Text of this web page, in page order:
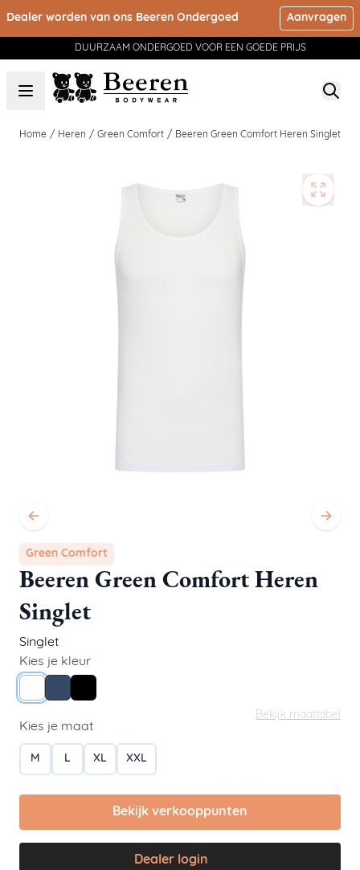
Dealer worden van ons Beeren Ondergoed Aanvragen
DUURZAAM ONDERGOED VOOR EEN GOEDE PRIJS
Home / Heren / Green Comfort / Beeren Green Comfort Heren Singlet
Green Comfort
Beeren Green Comfort Heren
Singlet
Singlet
Kies je kleur
Bekijk maattabel
Kies je maat
M L XL XXL
Bekijk verkooppunten
Dealer login